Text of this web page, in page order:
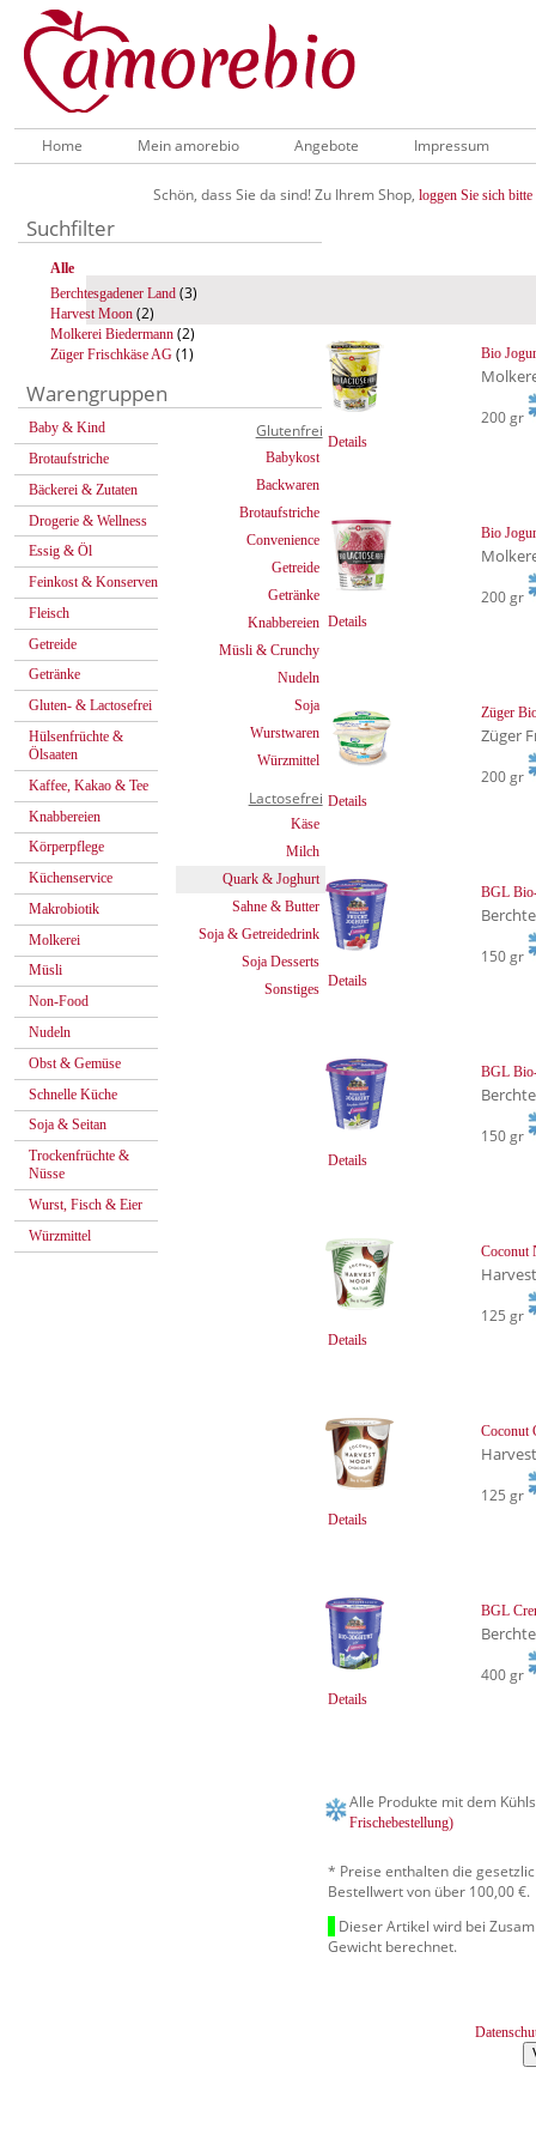
Home Mein amorebio Angebote Impressum
Schön, dass Sie da sind! Zu Ihrem Shop, loggen Sie sich bitte
Suchfilter
Alle
Berchtesgadener Land (3)
Harvest Moon (2)
Molkerei Biedermann (2)
Züger Frischkäse AG (1)
Warengruppen
Baby & Kind
Brotaufstriche
Bäckerei & Zutaten
Drogerie & Wellness
Essig & Öl
Feinkost & Konserven
Fleisch
Getreide
Getränke
Gluten- & Lactosefrei
Hülsenfrüchte &
Ölsaaten
Kaffee, Kakao & Tee
Knabbereien
Körperpflege
Küchenservice
Makrobiotik
Molkerei
Müsli
Non-Food
Nudeln
Obst & Gemüse
Schnelle Küche
Soja & Seitan
Trockenfrüchte &
Nüsse
Wurst, Fisch & Eier
Würzmittel
Glutenfrei
Babykost
Backwaren
Brotaufstriche
Convenience
Getreide
Getränke
Knabbereien
Müsli & Crunchy
Nudeln
Soja
Wurstwaren
Würzmittel
Lactosefrei
Käse
Milch
Quark & Joghurt
Sahne & Butter
Soja & Getreidedrink
Soja Desserts
Sonstiges
Details
Bio
200 gr
Details
Bio
200 gr
Details
Züger
Züger
200 gr
Details
BGL
150 gr
Details
BGL
150 gr
Details
Coconut
125 gr
Details
Coconut
125 gr
Details
BGL
400 gr
Alle Produkte mit dem
Frischebestellung)
* Preise enthalten die
Bestellwert von über 100,00 €.
Dieser Artikel wird bei
Gewicht berechnet.